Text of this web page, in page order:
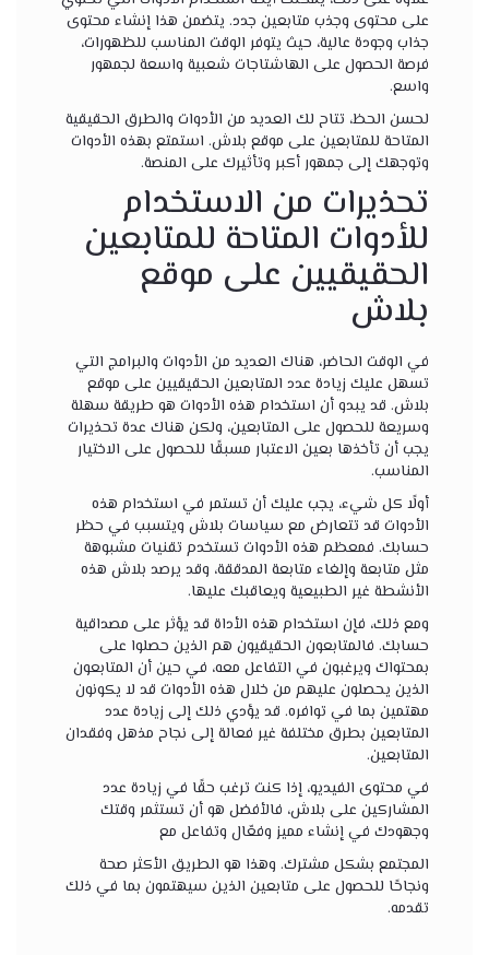
على محتوى وجذب متابعين جدد. يتضمن هذا إنشاء محتوى
جذاب وجودة عالية، حيث يتوفر الوقت المناسب للظهورات،
فرصة الحصول على الهاشتاجات شعبية واسعة لجمهور
واسع.
لحسن الحظ، تتاح لك العديد من الأدوات والطرق الحقيقية
المتاحة للمتابعين على موقع بلاش. استمتع بهذه الأدوات
وتوجهك إلى جمهور أكبر وتأثيرك على المنصة.
تحذيرات من الاستخدام
للأدوات المتاحة للمتابعين
الحقيقيين على موقع
بلاش
في الوقت الحاضر، هناك العديد من الأدوات والبرامج التي
تسهل عليك زيادة عدد المتابعين الحقيقيين على موقع
بلاش. قد يبدو أن استخدام هذه الأدوات هو طريقة سهلة
وسريعة للحصول على المتابعين، ولكن هناك عدة تحذيرات
يجب أن تأخذها بعين الاعتبار مسبقًا للحصول على الاختيار
المناسب.
أولًا كل شيء، يجب عليك أن تستمر في استخدام هذه
الأدوات قد تتعارض مع سياسات بلاش ويتسبب في حظر
حسابك. فمعظم هذه الأدوات تستخدم تقنيات مشبوهة
مثل متابعة وإلغاء متابعة المدققة، وقد يرصد بلاش هذه
الأنشطة غير الطبيعية ويعاقبك عليها.
ومع ذلك، فإن استخدام هذه الأداة قد يؤثر على مصداقية
حسابك. فالمتابعون الحقيقيون هم الذين حصلوا على
بمحتواك ويرغبون في التفاعل معه، في حين أن المتابعون
الذين يحصلون عليهم من خلال هذه الأدوات قد لا يكونون
مهتمين بما في توافره. قد يؤدي ذلك إلى زيادة عدد
المتابعين بطرق مختلفة غير فعالة إلى نجاح مذهل وفقدان
المتابعين.
في محتوى الفيديو، إذا كنت ترغب حقًا في زيادة عدد
المشاركين على بلاش، فالأفضل هو أن تستثمر وقتك
وجهودك في إنشاء مميز وفعّال وتفاعل مع
المجتمع بشكل مشترك. وهذا هو الطريق الأكثر صحة
ونجاحًا للحصول على متابعين الذين سيهتمون بما في ذلك
تقدمه.